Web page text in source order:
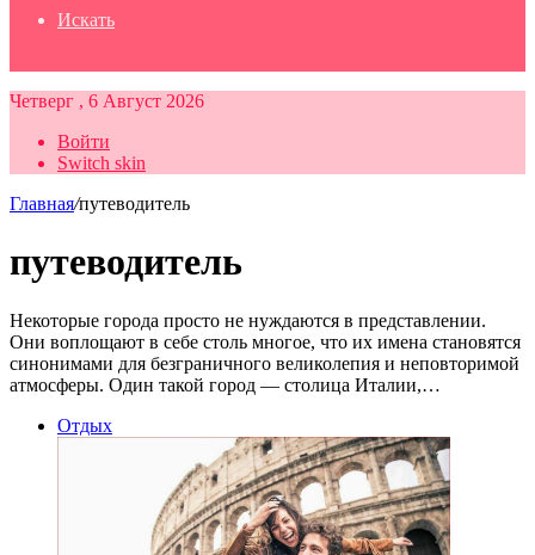
Искать
Четверг , 6 Август 2026
Войти
Switch skin
Главная/путеводитель
путеводитель
Некоторые города просто не нуждаются в представлении.
Они воплощают в себе столь многое, что их имена становятся
синонимами для безграничного великолепия и неповторимой
атмосферы. Один такой город — столица Италии,…
Отдых